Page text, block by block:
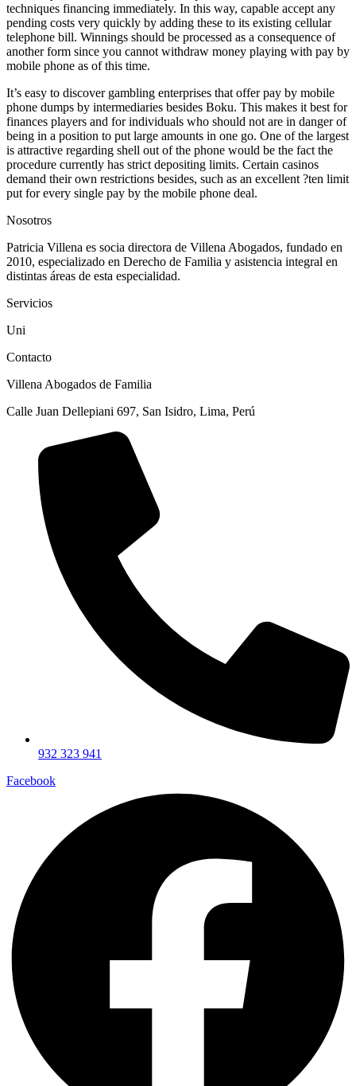
techniques financing immediately. In this way, capable accept any
pending costs very quickly by adding these to its existing cellular
telephone bill. Winnings should be processed as a consequence of
another form since you cannot withdraw money playing with pay by
mobile phone as of this time.
It’s easy to discover gambling enterprises that offer pay by mobile
phone dumps by intermediaries besides Boku. This makes it best for
finances players and for individuals who should not are in danger of
being in a position to put large amounts in one go. One of the largest
is attractive regarding shell out of the phone would be the fact the
procedure currently has strict depositing limits. Certain casinos
demand their own restrictions besides, such as an excellent ?ten limit
put for every single pay by the mobile phone deal.
Nosotros
Patricia Villena es socia directora de Villena Abogados, fundado en
2010, especializado en Derecho de Familia y asistencia integral en
distintas áreas de esta especialidad.
Servicios
Uni
Contacto
Villena Abogados de Familia
Calle Juan Dellepiani 697, San Isidro, Lima, Perú
932 323 941
Facebook